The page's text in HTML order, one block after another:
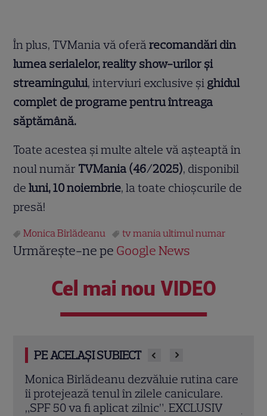
În plus, TVMania vă oferărecomandări din
lumea serialelor, reality show-urilor și
streamingului, interviuri exclusive și ghidul
complet de programe pentru întreaga
săptămână.
Toate acestea și multe altele vă așteaptă în
noul număr TVMania (46/2025), disponibil
deluni, 10 noiembrie, la toate chioșcurile de
presă!
Monica Bîrlădeanu tv mania ultimul numar
Urmărește-ne pe Google News
Cel mai nou VIDEO
PE ACELAȘI SUBIECT
Monica Bârlădeanu, schimbare de look
pentru „Băieți buni: pe viață”. Actrița
joacă alături de Cabral și Dragoș Bucur: